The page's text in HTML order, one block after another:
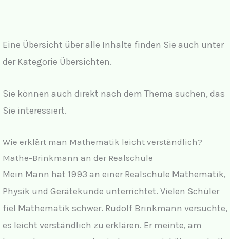
Eine Übersicht über alle Inhalte finden Sie auch unter
der Kategorie Übersichten.
Sie können auch direkt nach dem Thema suchen, das
Sie interessiert.
Wie erklärt man Mathematik leicht verständlich?
Mathe-Brinkmann an der Realschule
Mein Mann hat 1993 an einer Realschule Mathematik,
Physik und Gerätekunde unterrichtet. Vielen Schüler
fiel Mathematik schwer. Rudolf Brinkmann versuchte,
es leicht verständlich zu erklären. Er meinte, am